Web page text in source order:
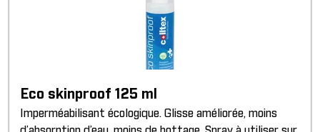
Eco skinproof 125 ml
Imperméabilisant écologique. Glisse améliorée, moins